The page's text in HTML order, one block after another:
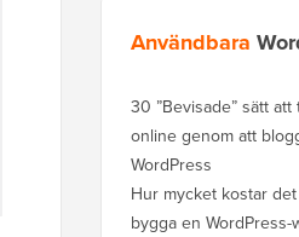
Användbara
30 ”Bevisade” sätt
online genom att
WordPress
Hur mycket kostar
bygga en WordPress-